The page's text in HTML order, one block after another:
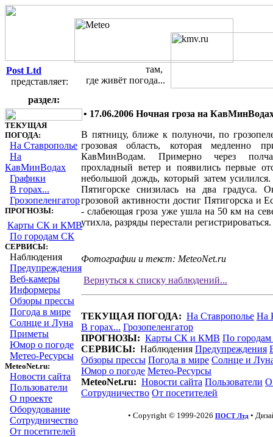
Post Ltd
представляет:
там,
где живёт погода...
раздел:
ТЕКУЩАЯ
ПОГОДА:
На Ставрополье
На
КавМинВодах
Графики
В горах...
Грозопеленгатор
ПРОГНОЗЫ:
Карты СК и КМВ
По городам СК
СЕРВИСЫ:
Наблюдения
Предупреждения
Веб-камеры
Информеры
Обзоры прессы
Погода в мире
Солнце и Луна
Приметы
Юмор о погоде
Метео-Ресурсы
MeteoNet.ru:
Новости сайта
Пользователи
О проекте
Оборудование
Сотрудничество
От посетителей
• 17.06.2006 Ночная гроза на
В пятницу, ближе к полуночи, по
грозовая область, которая медленно
КавМинВодам. Примерно через
прохладный ветер и появились первые
небольшой дождь, который затем
Пятигорске снизилась на два градуса.
грозовой активности достиг Пятигорска и
- слабеющая гроза уже ушла на 50 км на
утихла, разряды перестали регистрироваться.
Фотографии и текст: MeteoNet.ru
Вернуться к списку наблюдений...
ТЕКУЩАЯ ПОГОДА: На Ставрополье На
В горах... Грозопеленгатор
ПРОГНОЗЫ: Карты СК и КМВ По
СЕРВИСЫ: Наблюдения Предупреждения
Обзоры прессы Погода в мире Солнце и
Юмор о погоде Метео-Ресурсы
MeteoNet.ru: Новости сайта Пользователи О
Сотрудничество От посетителей
• Copyright © 1999-2026 ПОСТ Лтд•